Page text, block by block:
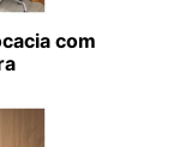
com